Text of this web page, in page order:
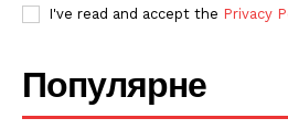
I've read and accept the Privacy
Популярне